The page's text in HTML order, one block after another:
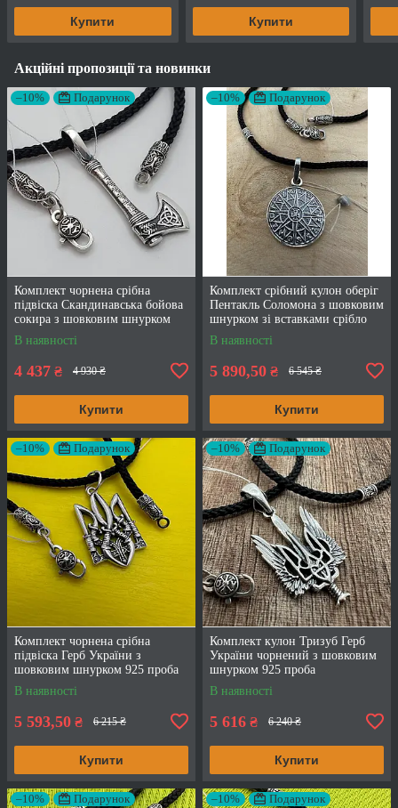
Купити Купити
Акційні пропозиції та новинки
–10% Подарунок
Комплект чорнена срібна
підвіска Скандинавська бойова
сокира з шовковим шнурком
925 проба
В наявності
4 437 ₴ 4 930 ₴
Купити
–10% Подарунок
Комплект срібний кулон оберіг
Пентакль Соломона з шовковим
шнурком зі вставками срібло
чорнене 925 проба кулон
В наявності
5 890,50 ₴ 6 545 ₴
Купити
–10% Подарунок
Комплект чорнена срібна
підвіска Герб України з
шовковим шнурком 925 проба
В наявності
5 593,50 ₴ 6 215 ₴
Купити
–10% Подарунок
Комплект кулон Тризуб Герб
України чорнений з шовковим
шнурком 925 проба
В наявності
5 616 ₴ 6 240 ₴
Купити
–10% Подарунок –10% Подарунок